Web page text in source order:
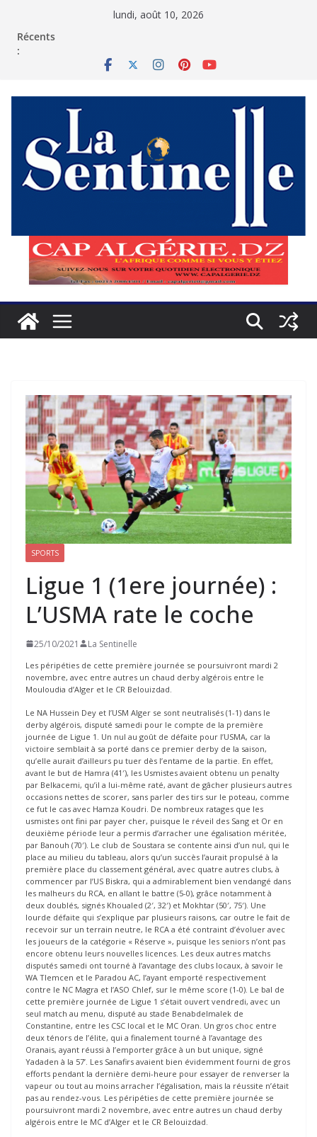
lundi, août 10, 2026
Récents
:
SPORTS
Ligue 1 (1ere journée) :
L’USMA rate le coche
25/10/2021 La Sentinelle
Les péripéties de cette première journée se poursuivront mardi 2
novembre, avec entre autres un chaud derby algérois entre le
Mouloudia d’Alger et le CR Belouizdad.
Le NA Hussein Dey et l’USM Alger se sont neutralisés (1-1) dans le
derby algérois, disputé samedi pour le compte de la première
journée de Ligue 1. Un nul au goût de défaite pour l’USMA, car la
victoire semblait à sa porté dans ce premier derby de la saison,
qu’elle aurait d’ailleurs pu tuer dès l’entame de la partie. En effet,
avant le but de Hamra (41′), les Usmistes avaient obtenu un penalty
par Belkacemi, qu’il a lui-même raté, avant de gâcher plusieurs autres
occasions nettes de scorer, sans parler des tirs sur le poteau, comme
ce fut le cas avec Hamza Koudri. De nombreux ratages que les
usmistes ont fini par payer cher, puisque le réveil des Sang et Or en
deuxième période leur a permis d’arracher une égalisation méritée,
par Banouh (70′). Le club de Soustara se contente ainsi d’un nul, qui le
place au milieu du tableau, alors qu’un succès l’aurait propulsé à la
première place du classement général, avec quatre autres clubs, à
commencer par l’US Biskra, qui a admirablement bien vendangé dans
les malheurs du RCA, en allant le battre (5-0), grâce notamment à
deux doublés, signés Khoualed (2′, 32′) et Mokhtar (50′, 75′). Une
lourde défaite qui s’explique par plusieurs raisons, car outre le fait de
recevoir sur un terrain neutre, le RCA a été contraint d’évoluer avec
les joueurs de la catégorie « Réserve », puisque les seniors n’ont pas
encore obtenu leurs nouvelles licences. Les deux autres matchs
disputés samedi ont tourné à l’avantage des clubs locaux, à savoir le
WA Tlemcen et le Paradou AC, l’ayant emporté respectivement
contre le NC Magra et l’ASO Chlef, sur le même score (1-0). Le bal de
cette première journée de Ligue 1 s’était ouvert vendredi, avec un
seul match au menu, disputé au stade Benabdelmalek de
Constantine, entre les CSC local et le MC Oran. Un gros choc entre
deux ténors de l’élite, qui a finalement tourné à l’avantage des
Oranais, ayant réussi à l’emporter grâce à un but unique, signé
Yadaden à la 57’. Les Sanafirs avaient bien évidemment fourni de gros
efforts pendant la dernière demi-heure pour essayer de renverser la
vapeur ou tout au moins arracher l’égalisation, mais la réussite n’était
pas au rendez-vous. Les péripéties de cette première journée se
poursuivront mardi 2 novembre, avec entre autres un chaud derby
algérois entre le MC d’Alger et le CR Belouizdad.